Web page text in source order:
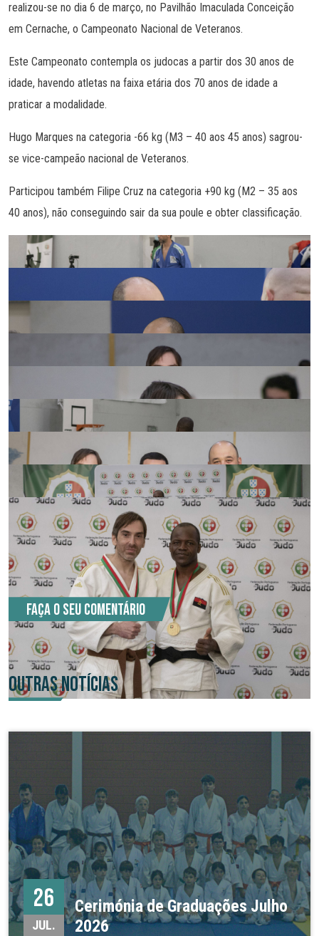
realizou-se no dia 6 de março, no Pavilhão Imaculada Conceição
em Cernache, o Campeonato Nacional de Veteranos.
Este Campeonato contempla os judocas a partir dos 30 anos de
idade, havendo atletas na faixa etária dos 70 anos de idade a
praticar a modalidade.
Hugo Marques na categoria -66 kg (M3 – 40 aos 45 anos) sagrou-
se vice-campeão nacional de Veteranos.
Participou também Filipe Cruz na categoria +90 kg (M2 – 35 aos
40 anos), não conseguindo sair da sua poule e obter classificação.
COMENTÁRIOS (0)
Faça o seu comentário
OUTRAS NOTÍCIAS
26
JUL.
Cerimónia de Graduações Julho
2026